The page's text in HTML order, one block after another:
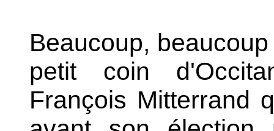
Beaucoup,
petit coin
François Mitterrand